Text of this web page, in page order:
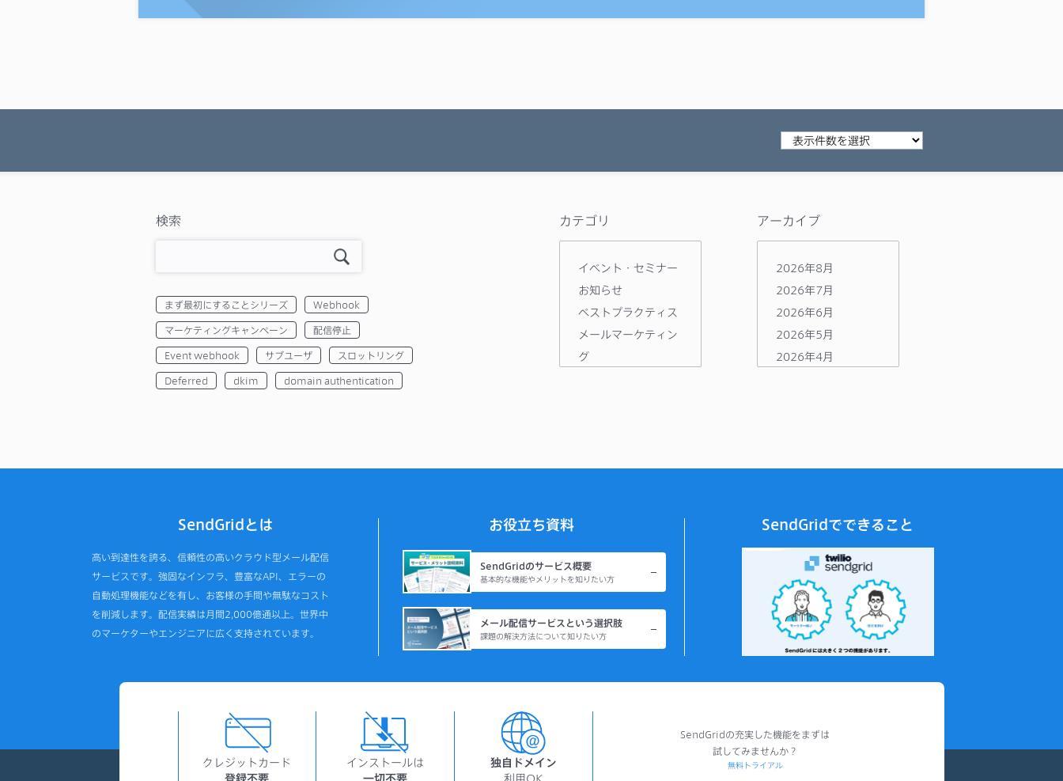
検索
まず最初にすることシリーズ
Webhook
マーケティングキャンペーン
配信停止
Event webhook
サブユーザ
スロットリング
Deferred
dkim domain authentication
カテゴリ
イベント・セミナー
お知らせ
ベストプラクティス
メールマーケティン
グ
アーカイブ
2026年8月
2026年7月
2026年6月
2026年5月
2026年4月
2025年11月
2025年8月
2025年7月
2025年6月
2025年5月
2025年4月
2025年3月
2024年11月
2024年10月
SendGridとは
高い到達性を誇る、信頼性の高いクラウド型メール配信
サービスです。強固なインフラ、豊富なAPI、エラーの
自動処理機能などを有し、お客様の手間や無駄なコスト
を削減します。配信実績は月間2,000億通以上。世界中
のマーケターやエンジニアに広く支持されています。
お役立ち資料
SendGridのサービス概要
基本的な機能やメリットを知りたい方
メール配信サービスという選択肢
課題の解決方法について知りたい方
SendGridでできること
クレジットカード
インストールは
独自ドメイン
SendGridの充実した機能をまずは
試してみませんか？
無料トライアル